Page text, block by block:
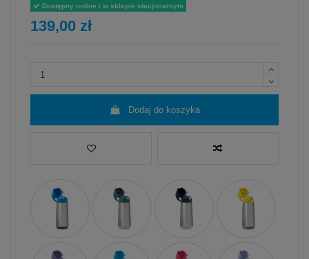
Dostępny online i w sklepie stacjonarnym
139,00 zł
Dodaj do koszyka